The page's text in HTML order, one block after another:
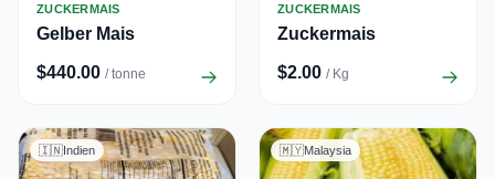
ZUCKERMAIS
Gelber Mais
$440.00 / tonne
ZUCKERMAIS
Zuckermais
$2.00 / Kg
🇮🇳Indien 🇲🇾Malaysia